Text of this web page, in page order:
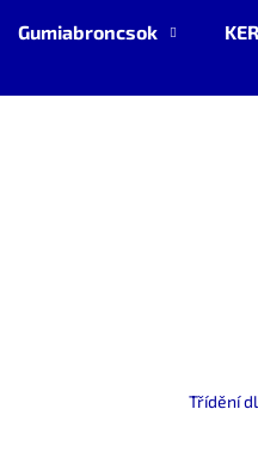
Gumiabroncsok
Třídění